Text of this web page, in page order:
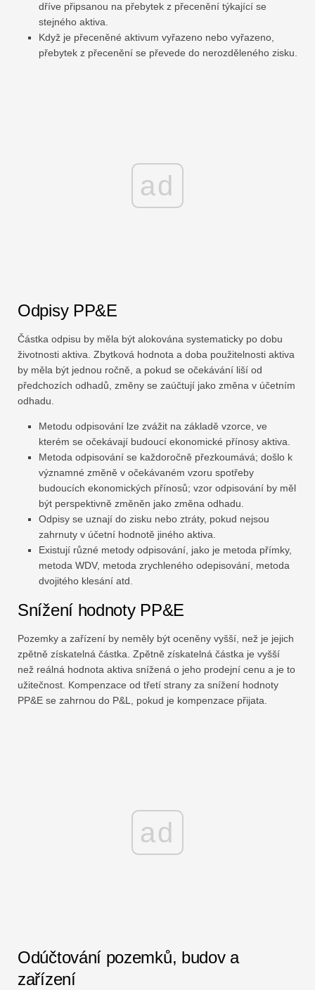
dříve připsanou na přebytek z přecenění týkající se
stejného aktiva.
Když je přeceněné aktivum vyřazeno nebo vyřazeno,
přebytek z přecenění se převede do nerozděleného zisku.
ad
Odpisy PP&E
Částka odpisu by měla být alokována systematicky po dobu
životnosti aktiva. Zbytková hodnota a doba použitelnosti aktiva
by měla být jednou ročně, a pokud se očekávání liší od
předchozích odhadů, změny se zaúčtují jako změna v účetním
odhadu.
Metodu odpisování lze zvážit na základě vzorce, ve
kterém se očekávají budoucí ekonomické přínosy aktiva.
Metoda odpisování se každoročně přezkoumává; došlo k
významné změně v očekávaném vzoru spotřeby
budoucích ekonomických přínosů; vzor odpisování by měl
být perspektivně změněn jako změna odhadu.
Odpisy se uznají do zisku nebo ztráty, pokud nejsou
zahrnuty v účetní hodnotě jiného aktiva.
Existují různé metody odpisování, jako je metoda přímky,
metoda WDV, metoda zrychleného odepisování, metoda
dvojitého klesání atd.
Snížení hodnoty PP&E
Pozemky a zařízení by neměly být oceněny vyšší, než je jejich
zpětně získatelná částka. Zpětně získatelná částka je vyšší
než reálná hodnota aktiva snížená o jeho prodejní cenu a je to
užitečnost. Kompenzace od třetí strany za snížení hodnoty
PP&E se zahrnou do P&L, pokud je kompenzace přijata.
ad
Odúčtování pozemků, budov a
zařízení